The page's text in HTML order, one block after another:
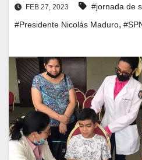
FEB 27, 2023 #jornada de
#Presidente Nicolás Maduro,